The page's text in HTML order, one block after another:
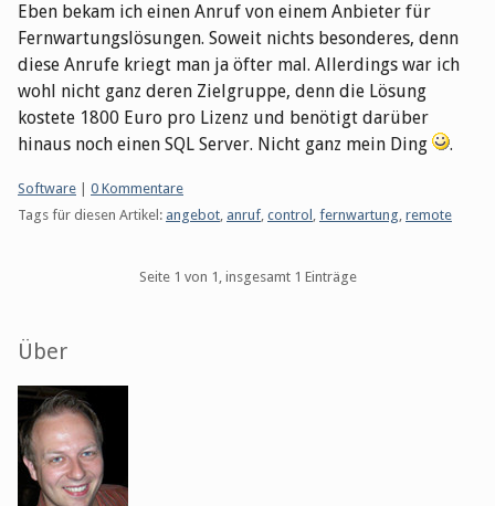
Eben bekam ich einen Anruf von einem Anbieter für
Fernwartungslösungen. Soweit nichts besonderes, denn
diese Anrufe kriegt man ja öfter mal. Allerdings war ich
wohl nicht ganz deren Zielgruppe, denn die Lösung
kostete 1800 Euro pro Lizenz und benötigt darüber
hinaus noch einen SQL Server. Nicht ganz mein Ding
.
Kategorien:
Software
0 Kommentare
Tags für diesen Artikel: angebot, anruf, control , fernwartung, remote
Seite 1 von 1, insgesamt 1 Einträge
Seitenleiste
Über